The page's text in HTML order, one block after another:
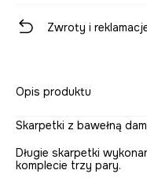
Zwroty i
Opis produktu
Skarpetki z bawełną
Długie skarpetki
komplecie trzy pary.